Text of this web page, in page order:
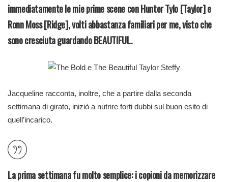
immediatamente le mie prime scene con Hunter Tylo [Taylor] e
Ronn Moss [Ridge], volti abbastanza familiari per me, visto che
sono cresciuta guardando BEAUTIFUL.
Jacqueline racconta, inoltre, che a partire dalla seconda
settimana di girato, iniziò a nutrire forti dubbi sul buon esito di
quell’incarico.
La prima settimana fu molto semplice: i copioni da memorizzare